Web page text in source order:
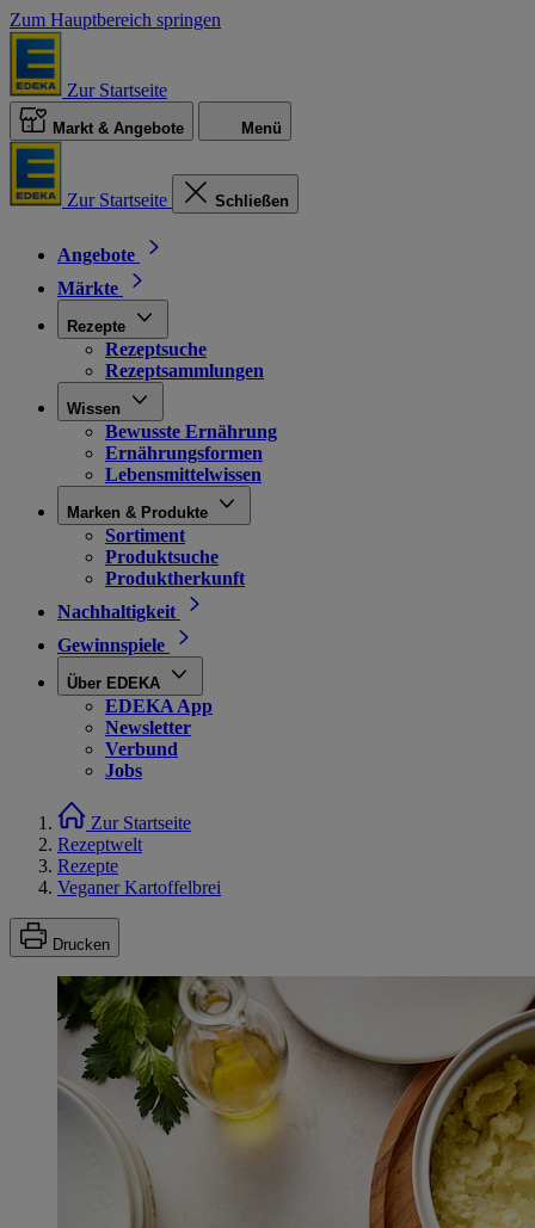
Zum Hauptbereich springen
Zur Startseite
Markt & Angebote Menü
Zur Startseite Schließen
Angebote
Märkte
Rezepte
Rezeptsuche
Rezeptsammlungen
Wissen
Bewusste Ernährung
Ernährungsformen
Lebensmittelwissen
Marken & Produkte
Sortiment
Produktsuche
Produktherkunft
Nachhaltigkeit
Gewinnspiele
Über EDEKA
EDEKA App
Newsletter
Verbund
Jobs
Zur Startseite
Rezeptwelt
Rezepte
Veganer Kartoffelbrei
Drucken